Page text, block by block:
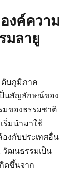
งค์ความ
มลายู
ดับภูมิภาค
ป็นสัญลักษณ์ของ
มของธรรมชาติ
ริ่มนำมาใช้
งกับประเทศอื่น
วัฒนธรรมเป็น
ดขึ้นจาก